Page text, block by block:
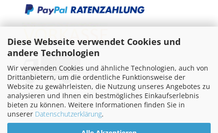
Diese Webseite verwendet Cookies und
andere Technologien
Wir verwenden Cookies und ähnliche Technologien, auch von
Drittanbietern, um die ordentliche Funktionsweise der
Website zu gewährleisten, die Nutzung unseres Angebotes zu
analysieren und Ihnen ein bestmögliches Einkaufserlebnis
bieten zu können. Weitere Informationen finden Sie in
unserer Datenschutzerklärung.